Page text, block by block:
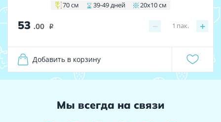
70 см 39-49 дней 20х10 см
53 .00 i − +
1 пак.
Добавить в корзину
Мы всегда на связи